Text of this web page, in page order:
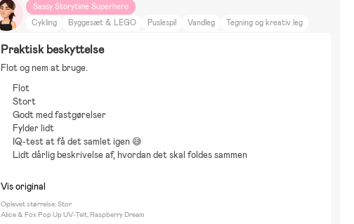
Sassy Storytime Superhero
Cykling
Byggesæt & LEGO Puslespil Vandleg
Tegning og kreativ leg
Pippi Långstrump
Hus
DIY-projekter
Praktisk beskyttelse
Flot og nem at bruge.
Flot
Stort
Godt med fastgørelser
Fylder lidt
IQ-test at få det samlet igen 😅
Lidt dårlig beskrivelse af, hvordan det skal foldes sammen
Vis original
Oplevet størrelse: Stor
Alice & Fox Pop Up UV-Telt, Raspberry Dream